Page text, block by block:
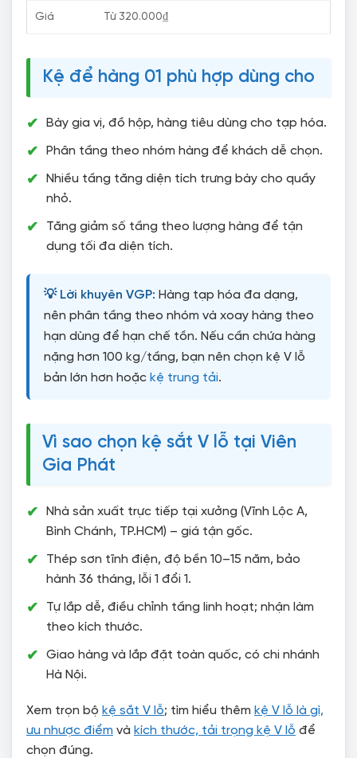
Giá Từ 320.000₫
Kệ để hàng 01 phù hợp dùng cho
Bày gia vị, đồ hộp, hàng tiêu dùng cho tạp hóa.
Phân tầng theo nhóm hàng để khách dễ chọn.
Nhiều tầng tăng diện tích trưng bày cho quầy
nhỏ.
Tăng giảm số tầng theo lượng hàng để tận
dụng tối đa diện tích.
💡 Lời khuyên VGP: Hàng tạp hóa đa dạng,
nên phân tầng theo nhóm và xoay hàng theo
hạn dùng để hạn chế tồn. Nếu cần chứa hàng
nặng hơn 100 kg/tầng, bạn nên chọn kệ V lỗ
bản lớn hơn hoặc kệ trung tải.
Vì sao chọn kệ sắt V lỗ tại Viên
Gia Phát
Nhà sản xuất trực tiếp tại xưởng (Vĩnh Lộc A,
Bình Chánh, TP.HCM) – giá tận gốc.
Thép sơn tĩnh điện, độ bền 10–15 năm, bảo
hành 36 tháng, lỗi 1 đổi 1.
Tự lắp dễ, điều chỉnh tầng linh hoạt; nhận làm
theo kích thước.
Giao hàng và lắp đặt toàn quốc, có chi nhánh
Hà Nội.
Xem trọn bộ kệ sắt V lỗ; tìm hiểu thêm kệ V lỗ là gì,
ưu nhược điểm và kích thước, tải trọng kệ V lỗ để
chọn đúng.